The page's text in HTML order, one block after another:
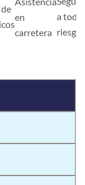
en
carretera
a todo
riesgo